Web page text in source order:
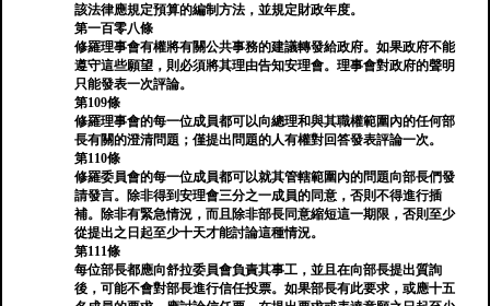
該法律應規定預算的編制方法，並規定財政年度。
第一百零八條
修羅理事會有權將有關公共事務的建議轉發給政府。如果政府不能
遵守這些願望，則必須將其理由告知安理會。理事會對政府的聲明
只能發表一次評論。
第109條
修羅理事會的每一位成員都可以向總理和與其職權範圍內的任何部
長有關的澄清問題；僅提出問題的人有權對回答發表評論一次。
第110條
修羅委員會的每一位成員都可以就其管轄範圍內的問題向部長們發
請發言。除非得到安理會三分之一成員的同意，否則不得進行插
補。除非有緊急情況，而且除非部長同意縮短這一期限，否則至少
從提出之日起至少十天才能討論這種情況。
第111條
每位部長都應向舒拉委員會負責其事工，並且在向部長提出質詢
後，可能不會對部長進行信任投票。如果部長有此要求，或應十五